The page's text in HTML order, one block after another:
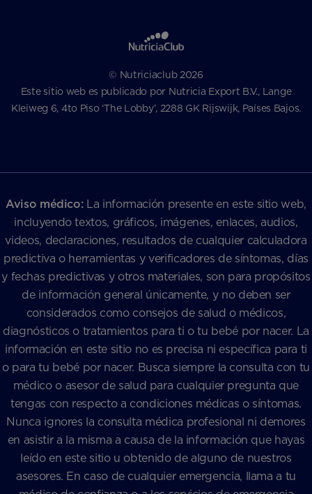
© Nutriciaclub 2026
Este sitio web es publicado por Nutricia Export B.V., Lange
Kleiweg 6, 4to Piso ‘The Lobby’, 2288 GK Rijswijk, Países Bajos.
Aviso médico:La información presente en este sitio web,
incluyendo textos, gráficos, imágenes, enlaces, audios,
videos, declaraciones, resultados de cualquier calculadora
predictiva o herramientas y verificadores de síntomas, días
y fechas predictivas y otros materiales, son para propósitos
de información general únicamente, y no deben ser
considerados como consejos de salud o médicos,
diagnósticos o tratamientos para ti o tu bebé por nacer. La
información en este sitio no es precisa ni específica para ti
o para tu bebé por nacer. Busca siempre la consulta con tu
médico o asesor de salud para cualquier pregunta que
tengas con respecto a condiciones médicas o síntomas.
Nunca ignores la consulta médica profesional ni demores
en asistir a la misma a causa de la información que hayas
leído en este sitio u obtenido de alguno de nuestros
asesores. En caso de cualquier emergencia, llama a tu